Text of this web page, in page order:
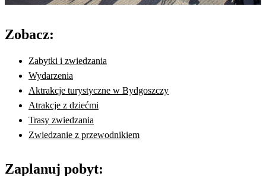
Zobacz:
Zabytki i zwiedzania
Wydarzenia
Aktrakcje turystyczne w Bydgoszczy
Atrakcje z dziećmi
Trasy zwiedzania
Zwiedzanie z przewodnikiem
Zaplanuj pobyt: